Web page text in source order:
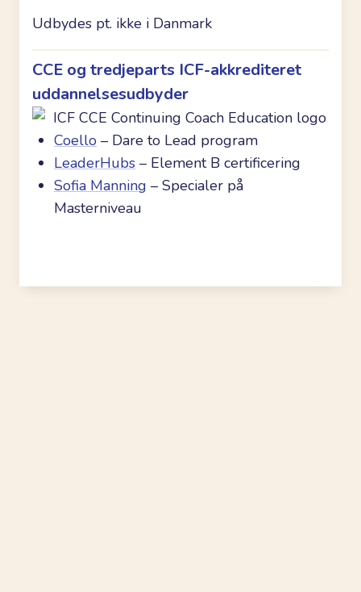
Udbydes pt. ikke i Danmark
CCE og tredjeparts ICF-akkrediteret
uddannelsesudbyder
Coello – Dare to Lead program
LeaderHubs – Element B certificering
Sofia Manning – Specialer på
Masterniveau